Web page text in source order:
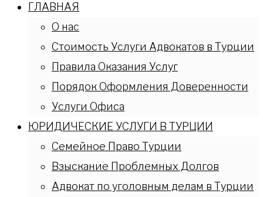
ГЛАВНАЯ
О нас
Стоимость Услуги Адвокатов в Турции
Правила Оказания Услуг
Порядок Оформления Доверенности
Услуги Офиса
ЮРИДИЧЕСКИЕ УСЛУГИ В ТУРЦИИ
Семейное Право Турции
Взыскание Проблемных Долгов
Адвокат по уголовным делам в Турции